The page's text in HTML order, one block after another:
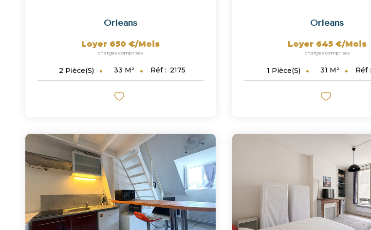
Orleans
Loyer 650 €/mois
charges comprises
2 Pièce(s) 33 M² Réf : 2175
Orleans
Loyer 645 €/mois
charges comprises
1 Pièce(s) 31 M² Réf :